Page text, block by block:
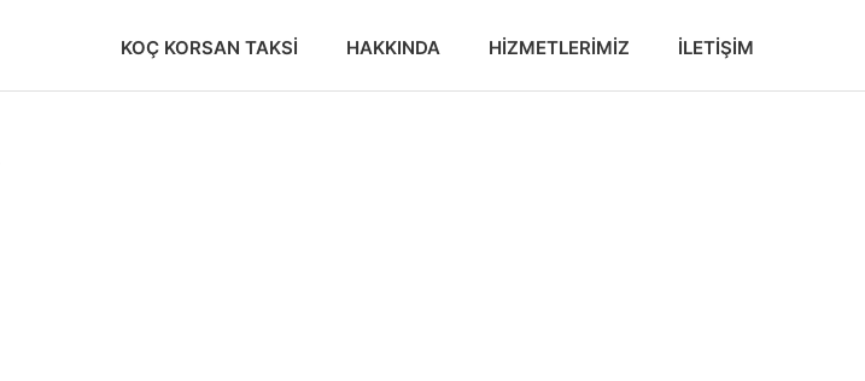
KOÇ KORSAN TAKSI HAKKINDA HIZMETLERIMIZ İLETIŞIM